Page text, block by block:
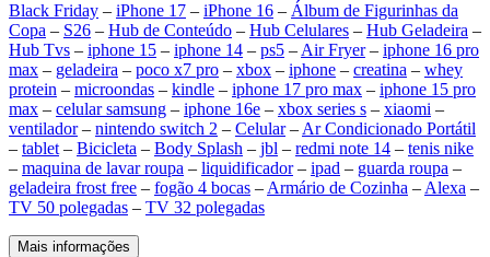
Black Friday – iPhone 17 – iPhone 16 – Álbum de Figurinhas da
Copa – S26 – Hub de Conteúdo – Hub Celulares – Hub Geladeira –
Hub Tvs – iphone 15 – iphone 14 – ps5 – Air Fryer– iphone 16 pro
max – geladeira – poco x7 pro – xbox – iphone – creatina – whey
protein – microondas – kindle – iphone 17 pro max – iphone 15 pro
max – celular samsung – iphone 16e – xbox series s – xiaomi –
ventilador– nintendo switch 2 – Celular– Ar Condicionado Portátil
– tablet – Bicicleta – Body Splash – jbl – redmi note 14 – tenis nike
– maquina de lavar roupa – liquidificador– ipad – guarda roupa –
geladeira frost free – fogão 4 bocas – Armário de Cozinha – Alexa –
TV 50 polegadas – TV 32 polegadas
Mais informações